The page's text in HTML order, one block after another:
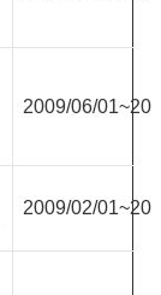
2009/06/
2009/02/